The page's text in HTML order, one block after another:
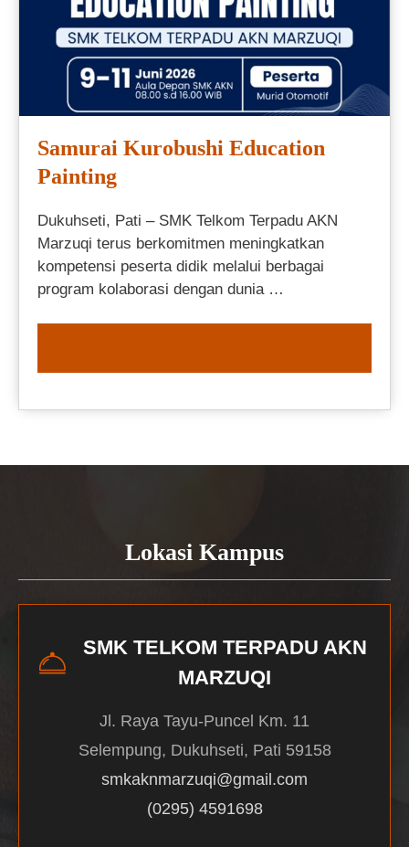
Samurai Kurobushi Education
Painting
Dukuhseti, Pati – SMK Telkom Terpadu AKN
Marzuqi terus berkomitmen meningkatkan
kompetensi peserta didik melalui berbagai
program kolaborasi dengan dunia …
Lokasi Kampus
SMK TELKOM TERPADU AKN
MARZUQI
Jl. Raya Tayu-Puncel Km. 11
Selempung, Dukuhseti, Pati 59158
smkaknmarzuqi@gmail.com
(0295) 4591698